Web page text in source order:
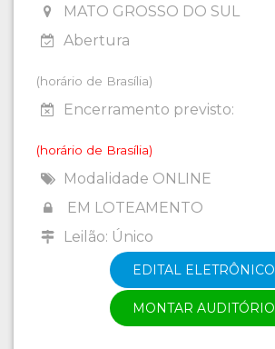
MATO GROSSO DO SUL
Abertura
(horário de Brasília)
Encerramento previsto:
(horário de Brasília)
Modalidade ONLINE
EM LOTEAMENTO
Leilão: Único
EDITAL ELETRÔNICO
MONTAR AUDITÓRIO